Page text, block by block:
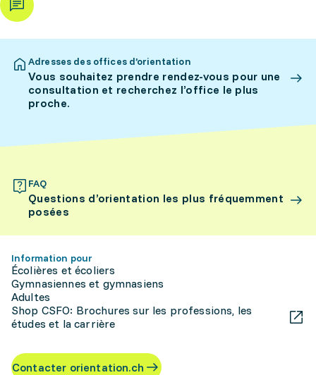
Adresses des offices d’orientation
Vous souhaitez prendre rendez-vous pour une
consultation et recherchez l’office le plus
proche.
FAQ
Questions d’orientation les plus fréquemment
posées
Information pour
Écolières et écoliers
Gymnasiennes et gymnasiens
Adultes
Shop CSFO: Brochures sur les professions, les
études et la carrière
Contacter orientation.ch